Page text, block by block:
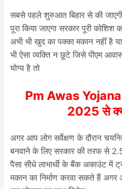
सबसे पहले शुरुआत बिहार से की
पूरा किया जाएगा सरकार पूरी
अभी भी खुद का पक्का मकान नहीं है
भी ऐसा व्यक्ति न छूटे जिसे पीएम
योग्य है तो
Pm Awas
2025 से
अगर आप लोग सर्वेक्षण के दौरान
बनवाने के लिए सरकार की तरफ से
पैसा सीधे लाभार्थी के बैंक अकाउंट में
मकान का निर्माण करवा सकते हैं